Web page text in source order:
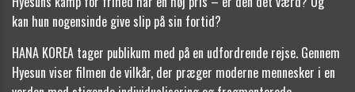
kan hun nogensinde give slip på sin fortid?
HANA KOREA tager publikum med på en udfordrende rejse. Gennem
Hyesun viser filmen de vilkår, der præger moderne mennesker i en